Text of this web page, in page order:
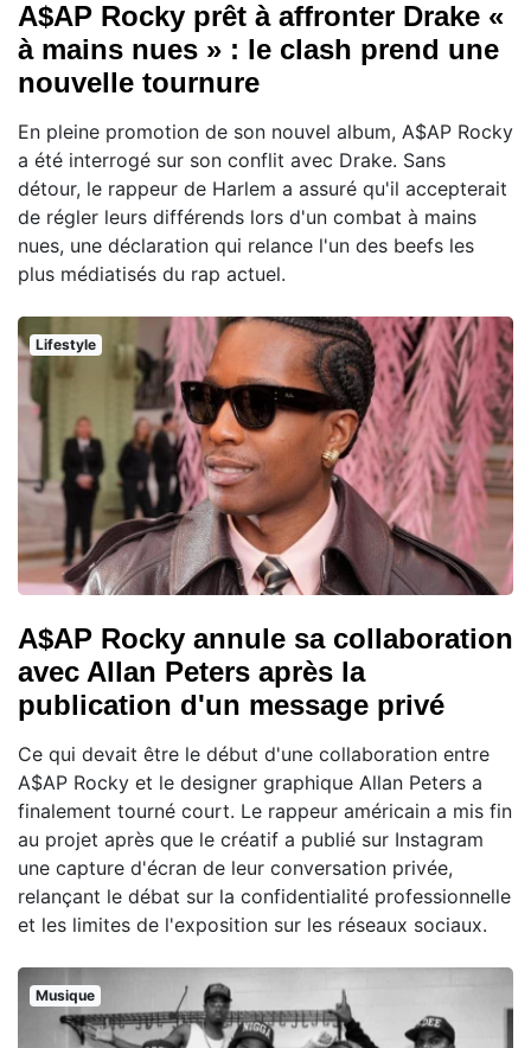
A$AP Rocky prêt à affronter Drake «
à mains nues » : le clash prend une
nouvelle tournure
En pleine promotion de son nouvel album, A$AP Rocky
a été interrogé sur son conflit avec Drake. Sans
détour, le rappeur de Harlem a assuré qu'il accepterait
de régler leurs différends lors d'un combat à mains
nues, une déclaration qui relance l'un des beefs les
plus médiatisés du rap actuel.
Lifestyle
A$AP Rocky annule sa collaboration
avec Allan Peters après la
publication d'un message privé
Ce qui devait être le début d'une collaboration entre
A$AP Rocky et le designer graphique Allan Peters a
finalement tourné court. Le rappeur américain a mis fin
au projet après que le créatif a publié sur Instagram
une capture d'écran de leur conversation privée,
relançant le débat sur la confidentialité professionnelle
et les limites de l'exposition sur les réseaux sociaux.
Musique